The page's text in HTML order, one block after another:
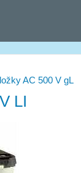
AC 500 V gL
LI